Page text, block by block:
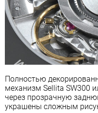
Полностью
механизм Sellita SW300
через прозрачную
украшены сложным